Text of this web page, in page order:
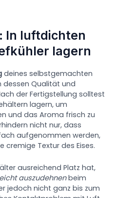
In luftdichten
lagern
deines selbstgemachten
dessen Qualität und
der Fertigstellung solltest
lagern, um
und das Aroma frisch zu
nicht nur, dass
aufgenommen werden,
cremige Textur des Eises.
ausreichend Platz hat,
auszudehnenbeim
jedoch nicht ganz bis zum